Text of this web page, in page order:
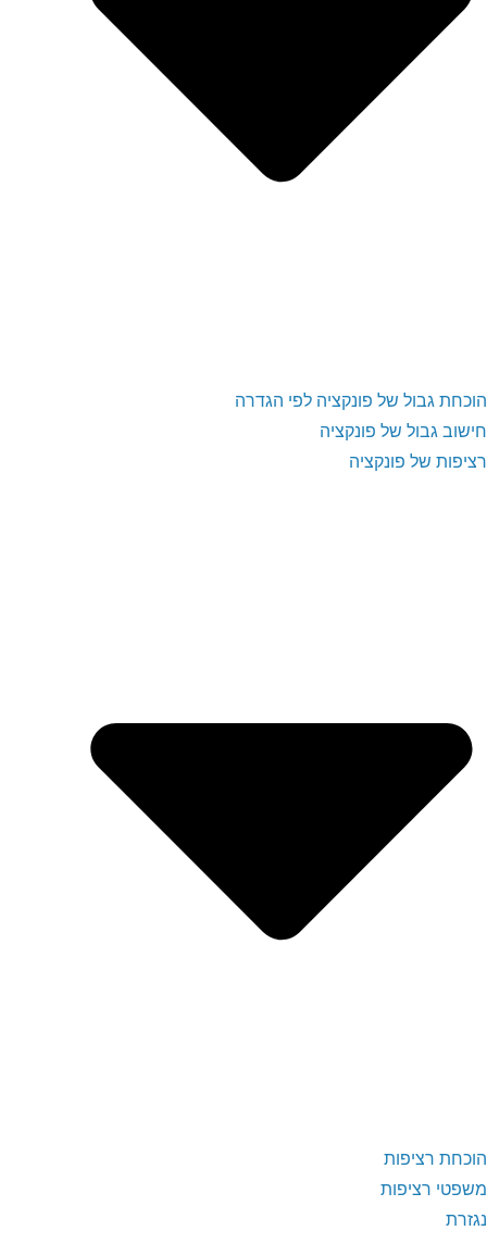
הוכחת גבול של פונקציה לפי הגדרה
חישוב גבול של פונקציה
רציפות של פונקציה
הוכחת רציפות
משפטי רציפות
נגזרת